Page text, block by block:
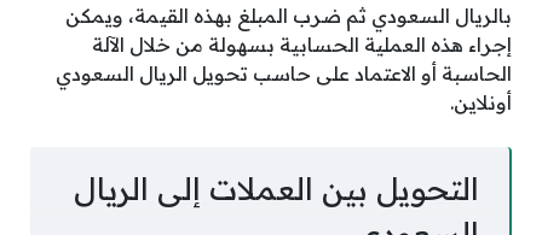
بالريال السعودي ثم ضرب المبلغ بهذه القيمة، ويمكن
إجراء هذه العملية الحسابية بسهولة من خلال الآلة
الحاسبة أو الاعتماد على حاسب تحويل الريال السعودي
أونلاين.
التحويل بين العملات إلى الريال